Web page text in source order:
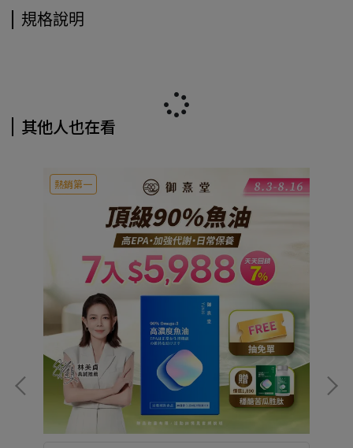
規格說明
其他人也在看
熱銷第一